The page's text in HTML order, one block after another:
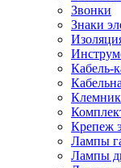
Звонки
Знаки
Кабель-
Крепеж
Лампы
Лампы